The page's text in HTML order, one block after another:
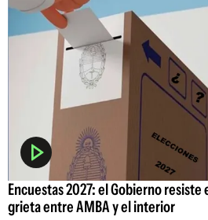
Encuestas 2027: el Gobierno
grieta entre AMBA y el interior